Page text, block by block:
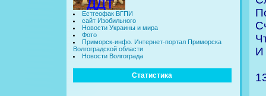
Естгеофак ВГПИ
сайт Изобильного
Новости Украины и мира
Фото
Приморск-инфо. Интернет-портал Приморска
Волгоградской области
Новости Волгограда
Статистика
И